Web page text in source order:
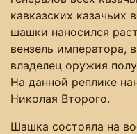
кавказских казачьих
шашки наносился
вензель императора,
владелец оружия
На данной реплике
Николая Второго.
Шашка состояла на